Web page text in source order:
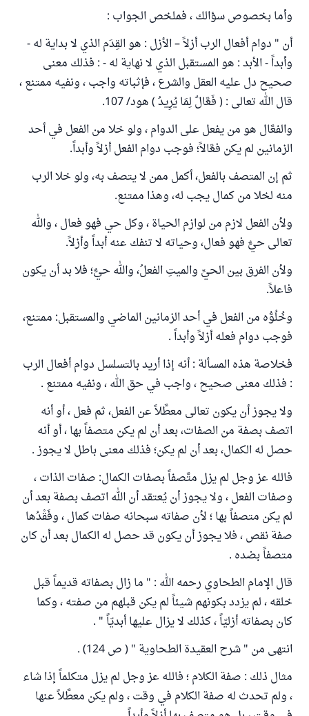
وأما بخصوص سؤالك ، فملخص الجواب :
أن " دوام أفعال الرب أزلاً – الأزل : هو القِدَم الذي لا بداية له -
وأبداً - الأبد : هو المستقبل الذي لا نهاية له - : فذلك معنى
صحيح دل عليه العقل والشرع ، فإثباته واجب ، ونفيه ممتنع ،
قال الله تعالى : ( فَعَّالٌ لِمَا يُرِيدُ ) هود/ 107.
والفعَّال هو من يفعل على الدوام ، ولو خلا من الفعل في أحد
الزمانين لم يكن فعَّالاً؛ فوجب دوام الفعل أزلاً وأبداً.
ثم إن المتصف بالفعل، أكمل ممن لا يتصف به، ولو خلا الرب
منه لخلا من كمال يجب له، وهذا ممتنع.
ولأن الفعل لازم من لوازم الحياة ، وكل حي فهو فعال ، والله
تعالى حيٌّ فهو فعال، وحياته لا تنفك عنه أبداً وأزلاً.
ولأن الفرق بين الحيِّ والميتِ الفعلُ، والله حيٌّ؛ فلا بد أن يكون
فاعلاً.
وخُلُوُّه من الفعل في أحد الزمانين الماضي والمستقبل: ممتنع،
فوجب دوام فعله أزلاً وأبداً .
فخلاصة هذه المسألة : أنه إذا أريد بالتسلسل دوام أفعال الرب
: فذلك معنى صحيح ، واجب في حق الله ، ونفيه ممتنع .
ولا يجوز أن يكون تعالى معطَّلاً عن الفعل، ثم فعل ، أو أنه
اتصف بصفة من الصفات، بعد أن لم يكن متصفاً بها ، أو أنه
حصل له الكمال، بعد أن لم يكن؛ فذلك معنى باطل لا يجوز .
فالله عز وجل لم يزل متَّصفاً بصفات الكمال: صفات الذات ،
وصفات الفعل ، ولا يجوز أن يُعتقد أن الله اتصف بصفة بعد أن
لم يكن متصفاً بها ؛ لأن صفاته سبحانه صفات كمال ، وفَقْدُها
صفة نقص ، فلا يجوز أن يكون قد حصل له الكمال بعد أن كان
متصفاً بضده .
قال الإمام الطحاوي رحمه الله : " ما زال بصفاته قديماً قبل
خلقه ، لم يزدد بكونهم شيئاً لم يكن قبلهم من صفته ، وكما
كان بصفاته أزليّاً ، كذلك لا يزال عليها أبديّاً " .
انتهى من " شرح العقيدة الطحاوية " ( ص 124) .
مثال ذلك : صفة الكلام ؛ فالله عز وجل لم يزل متكلماً إذا شاء
، ولم تحدث له صفة الكلام في وقت ، ولم يكن معطَّلاً عنها